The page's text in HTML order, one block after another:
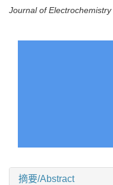
Journal of Electrochemistry
摘要/Abstract